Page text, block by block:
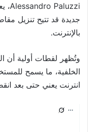
Alessandro Paluzzi،
جديدة قد تتيح تنزيل
بالإنترنت.
وتُظهر لقطات أولية أن
الخلفية، ما يسمح
انترنت يعني حتى بعد